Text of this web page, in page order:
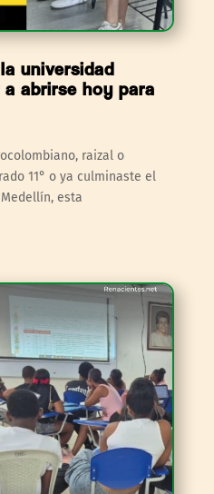
universidad
a abrirse hoy para
raizal o
11° o ya culminaste el
esta